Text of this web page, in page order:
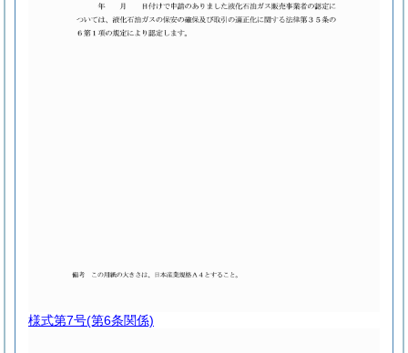
様式第7号(第6条関係)